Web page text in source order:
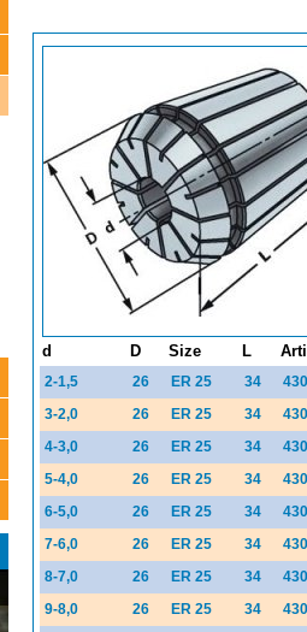
d D Size L
2-1,5 26 ER 25 34
3-2,0
26 ER 25 34
4-3,0
26 ER 25 34
5-4,0
26 ER 25 34
6-5,0
26 ER 25 34
7-6,0
26 ER 25 34
8-7,0
26 ER 25 34
9-8,0
26 ER 25 34